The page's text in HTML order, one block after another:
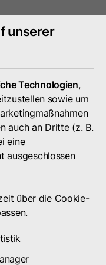
unserer
Technologien,
sowie um
auch an Dritte (z. B.
eine
ausgeschlossen
über die Cookie-